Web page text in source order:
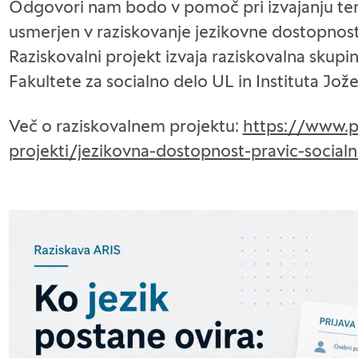
Odgovori nam bodo v pomoč pri izvajanju
usmerjen v raziskovanje jezikovne
Raziskovalni projekt izvaja raziskovalna
Fakultete za socialno delo UL in Instituta
Več o raziskovalnem projektu: https://
projekti/jezikovna-dostopnost-pravic-